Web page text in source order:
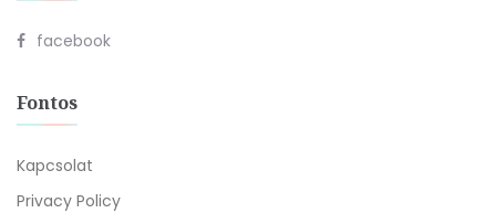
facebook
Fontos
Kapcsolat
Privacy Policy